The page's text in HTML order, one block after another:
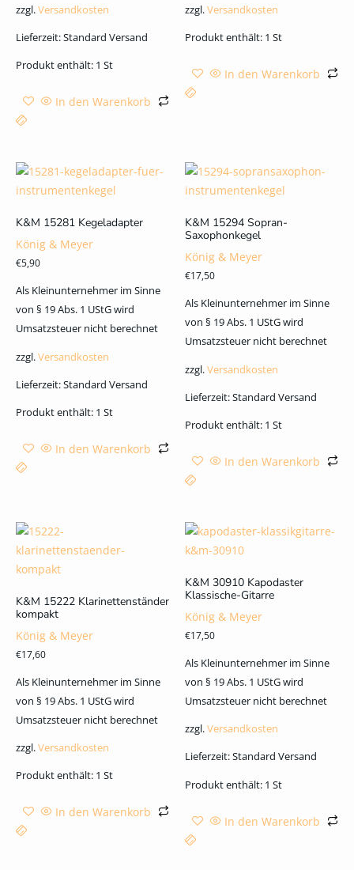
zzgl.Versandkosten
Lieferzeit:Standard Versand
Produkt enthält: 1 St
In den Warenkorb
zzgl.Versandkosten
Produkt enthält: 1 St
In den Warenkorb
K&M 15281 Kegeladapter
König & Meyer
€5,90
Als Kleinunternehmer im Sinne
von § 19 Abs. 1 UStG wird
Umsatzsteuer nicht berechnet
zzgl.Versandkosten
Lieferzeit:Standard Versand
Produkt enthält: 1 St
In den Warenkorb
K&M 15294 Sopran-
Saxophonkegel
König & Meyer
€17,50
Als Kleinunternehmer im Sinne
von § 19 Abs. 1 UStG wird
Umsatzsteuer nicht berechnet
zzgl.Versandkosten
Lieferzeit:Standard Versand
Produkt enthält: 1 St
In den Warenkorb
K&M 15222 Klarinettenständer
kompakt
König & Meyer
€17,60
Als Kleinunternehmer im Sinne
von § 19 Abs. 1 UStG wird
Umsatzsteuer nicht berechnet
zzgl.Versandkosten
Produkt enthält: 1 St
In den Warenkorb
K&M 30910 Kapodaster
Klassische-Gitarre
König & Meyer
€17,50
Als Kleinunternehmer im Sinne
von § 19 Abs. 1 UStG wird
Umsatzsteuer nicht berechnet
zzgl.Versandkosten
Lieferzeit:Standard Versand
Produkt enthält: 1 St
In den Warenkorb